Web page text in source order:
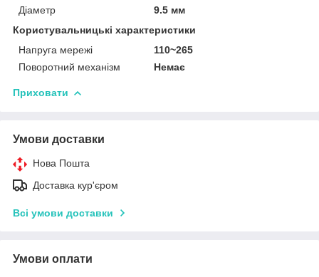
Діаметр
9.5 мм
Користувальницькі характеристики
Напруга мережі
110~265
Поворотний механізм
Немає
Приховати
Умови доставки
Нова Пошта
Доставка кур'єром
Всі умови доставки
Умови оплати